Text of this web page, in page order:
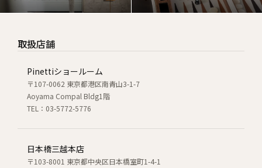
取扱店舗
Pinettiショールーム
〒107-0062 東京都港区南青山3-1-7
Aoyama Compal Bldg1階
TEL：03-5772-5776
日本橋三越本店
〒103-8001 東京都中央区日本橋室町1-4-1